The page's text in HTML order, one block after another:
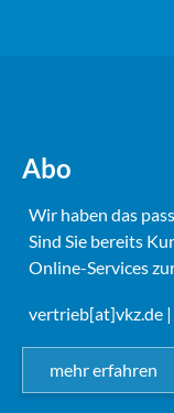
Abo
Wir haben das
Sind Sie bereits
Online-Services
vertrieb[at]vkz.de
mehr erfahren